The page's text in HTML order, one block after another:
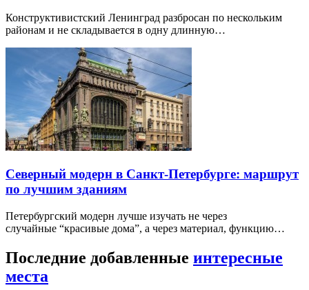
Конструктивистский Ленинград разбросан по нескольким
районам и не складывается в одну длинную…
Северный модерн в Санкт-Петербурге: маршрут
по лучшим зданиям
Петербургский модерн лучше изучать не через
случайные “красивые дома”, а через материал, функцию…
Последние добавленные интересные
места